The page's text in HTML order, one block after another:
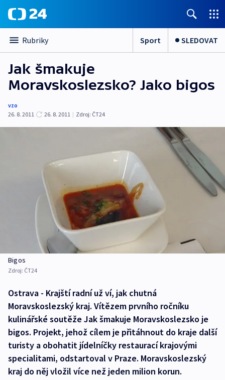
Rubriky Sport SLEDOVAT
Jak šmakuje
Moravskoslezsko? Jako bigos
vzo
26. 8. 2011
26. 8. 2011 | Zdroj: ČT24
Bigos
Zdroj: ČT24
Ostrava - Krajští radní už ví, jak chutná
Moravskoslezský kraj. Vítězem prvního ročníku
kulinářské soutěže Jak šmakuje Moravskoslezsko je
bigos. Projekt, jehož cílem je přitáhnout do kraje další
turisty a obohatit jídelníčky restaurací krajovými
specialitami, odstartoval v Praze. Moravskoslezský
kraj do něj vložil více než jeden milion korun.